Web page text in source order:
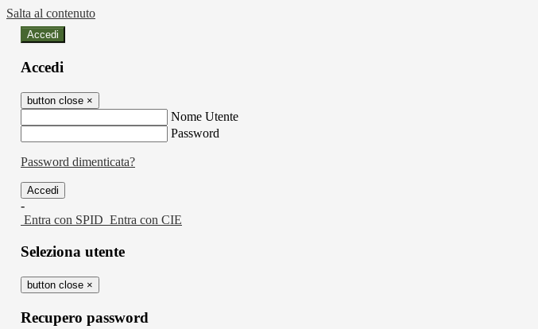
Salta al contenuto
Accedi
Accedi
button close ×
Nome Utente
Password
Password dimenticata?
-
Entra con SPID Entra con CIE
Seleziona utente
button close ×
Recupero password